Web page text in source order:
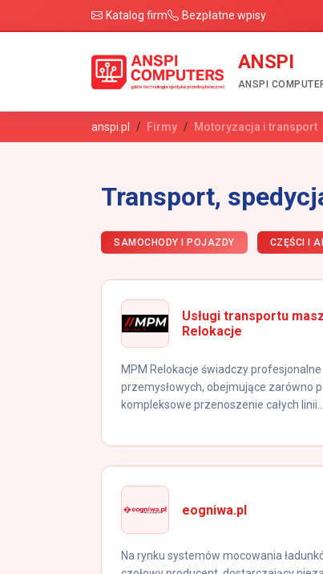
Katalog firm Bezpłatne wpisy
ANSPI
ANSPI
anspi.pl Firmy Motoryzacja i transport
Transport,
SAMOCHODY I POJAZDY CZĘŚCI I
Usługi transportu
Relokacje
MPM Relokacje świadczy
przemysłowych, obejmujące zarówno
kompleksowe przenoszenie całych linii...
eogniwa.pl
Na rynku systemów mocowania